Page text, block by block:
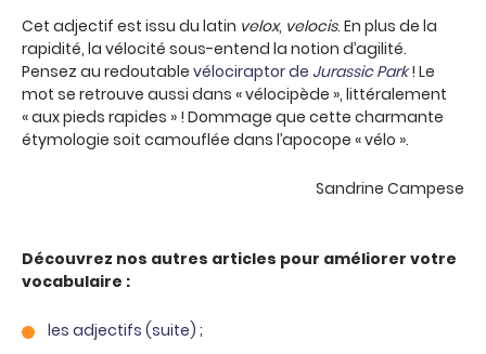
Cet adjectif est issu du latin velox, velocis. En plus de la
rapidité, la vélocité sous-entend la notion d’agilité.
Pensez au redoutable vélociraptor de Jurassic Park! Le
mot se retrouve aussi dans « vélocipède », littéralement
« aux pieds rapides » ! Dommage que cette charmante
étymologie soit camouflée dans l’apocope « vélo ».
Sandrine Campese
Découvrez nos autres articles pour améliorer votre
vocabulaire :
les adjectifs (suite) ;